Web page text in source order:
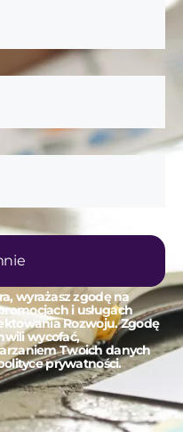
wyrażasz zgodę na
i usługach
Rozwoju. Zgodę
wycofać,
Twoich danych
prywatności.